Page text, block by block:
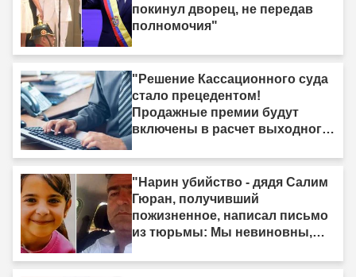
покинул дворец, не передав
полномочия"
"Решение Кассационного суда
стало прецедентом!
Продажные премии будут
включены в расчет выходного
"Нарин убийство - дядя Салим
Гюран, получивший
пожизненное, написал письмо
из тюрьмы: Мы невиновны,